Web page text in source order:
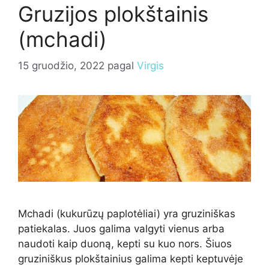
Gruzijos plokštainis
(mchadi)
15 gruodžio, 2022 pagal Virgis
Mchadi (kukurūzų paplotėliai) yra gruziniškas
patiekalas. Juos galima valgyti vienus arba
naudoti kaip duoną, kepti su kuo nors. Šiuos
gruziniškus plokštainius galima kepti keptuvėje